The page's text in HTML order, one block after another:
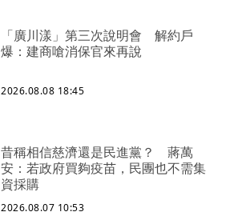
「廣川漾」第三次說明會 解約戶
爆：建商嗆消保官來再說
2026.08.08 18:45
昔稱相信慈濟還是民進黨？ 蔣萬
安：若政府買夠疫苗，民團也不需集
資採購
2026.08.07 10:53